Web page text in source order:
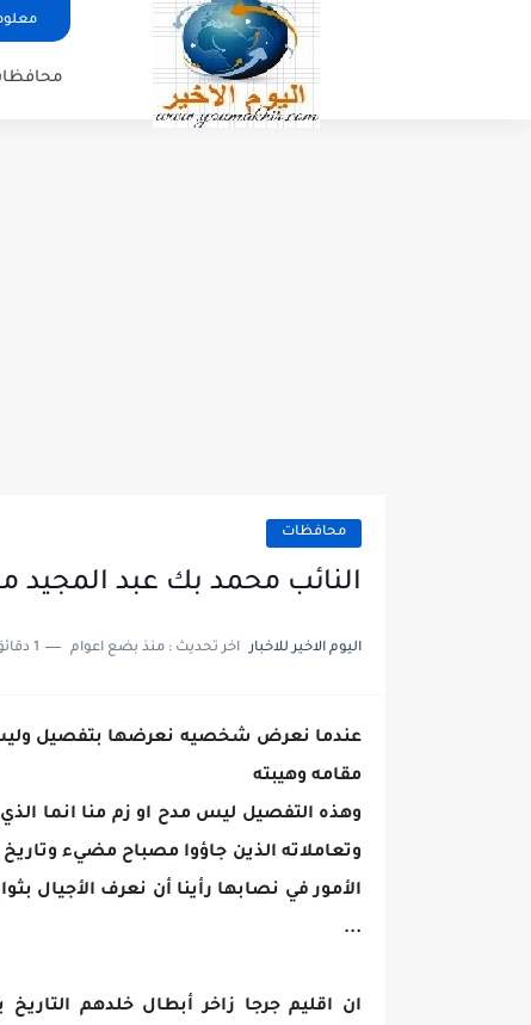
محافظات
النائب محمد بك عبد المجيد
اليوم الاخير للاخبار اخر تحديث : منذ بضع اعوام 1 دقائق للقراءة
عندما نعرض شخصيه نعرضها بتفصيل
مقامه وهيبته
وهذه التفصيل ليس مدح او زم منا انما
وتعاملاته الذين جاؤوا مصباح مضيء
الأمور في نصابها رأينا أن نعرف الأجيال
...
ان اقليم جرجا زاخر أبطال خلدهم